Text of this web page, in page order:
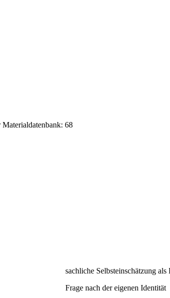
68
sachliche Selbsteinschätzung
Frage nach der eigenen Identität